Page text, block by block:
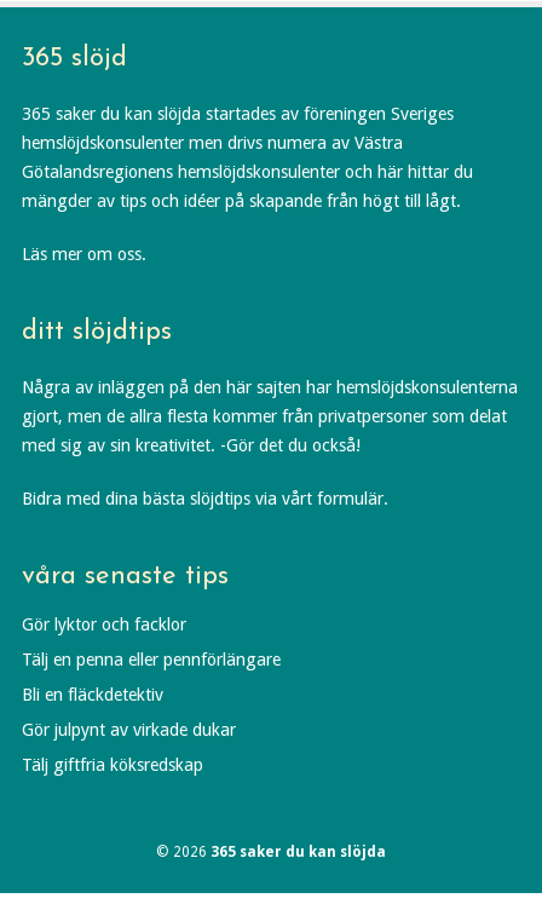
365 slöjd
365 saker du kan slöjda startades av föreningen Sveriges
hemslöjdskonsulenter men drivs numera av Västra
Götalandsregionens hemslöjdskonsulenter och här hittar du
mängder av tips och idéer på skapande från högt till lågt.
Läs mer om oss.
ditt slöjdtips
Några av inläggen på den här sajten har hemslöjdskonsulenterna
gjort, men de allra flesta kommer från privatpersoner som delat
med sig av sin kreativitet. -Gör det du också!
Bidra med dina bästa slöjdtips via vårt formulär.
våra senaste tips
Gör lyktor och facklor
Tälj en penna eller pennförlängare
Bli en fläckdetektiv
Gör julpynt av virkade dukar
Tälj giftfria köksredskap
© 2026 365 saker du kan slöjda